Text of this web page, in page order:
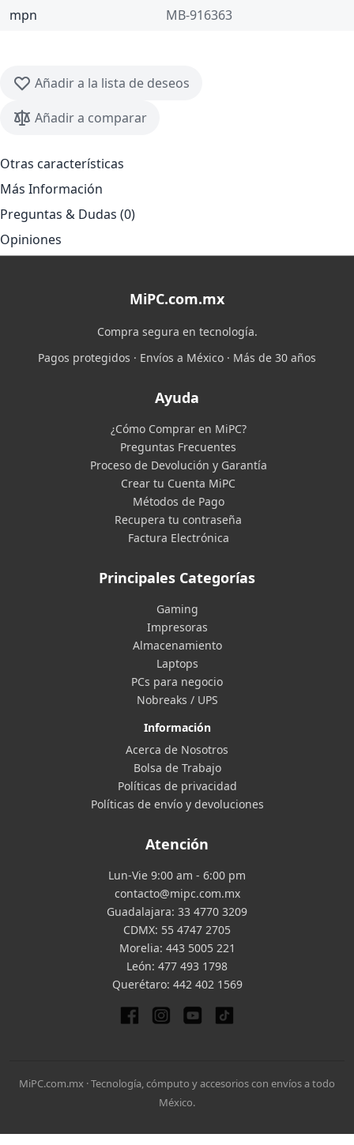
mpn
MB-916363
Añadir a la lista de deseos
Añadir a comparar
Otras características
Más Información
Preguntas & Dudas (0)
Opiniones
MiPC.com.mx
Compra segura en tecnología.
Pagos protegidos · Envíos a México · Más de 30 años
Ayuda
¿Cómo Comprar en MiPC?
Preguntas Frecuentes
Proceso de Devolución y Garantía
Crear tu Cuenta MiPC
Métodos de Pago
Recupera tu contraseña
Factura Electrónica
Principales Categorías
Gaming
Impresoras
Almacenamiento
Laptops
PCs para negocio
Nobreaks / UPS
Información
Acerca de Nosotros
Bolsa de Trabajo
Políticas de privacidad
Políticas de envío y devoluciones
Atención
Lun-Vie 9:00 am - 6:00 pm
contacto@mipc.com.mx
Guadalajara: 33 4770 3209
CDMX: 55 4747 2705
Morelia: 443 5005 221
León: 477 493 1798
Querétaro: 442 402 1569
MiPC.com.mx · Tecnología, cómputo y accesorios con envíos a todo
México.